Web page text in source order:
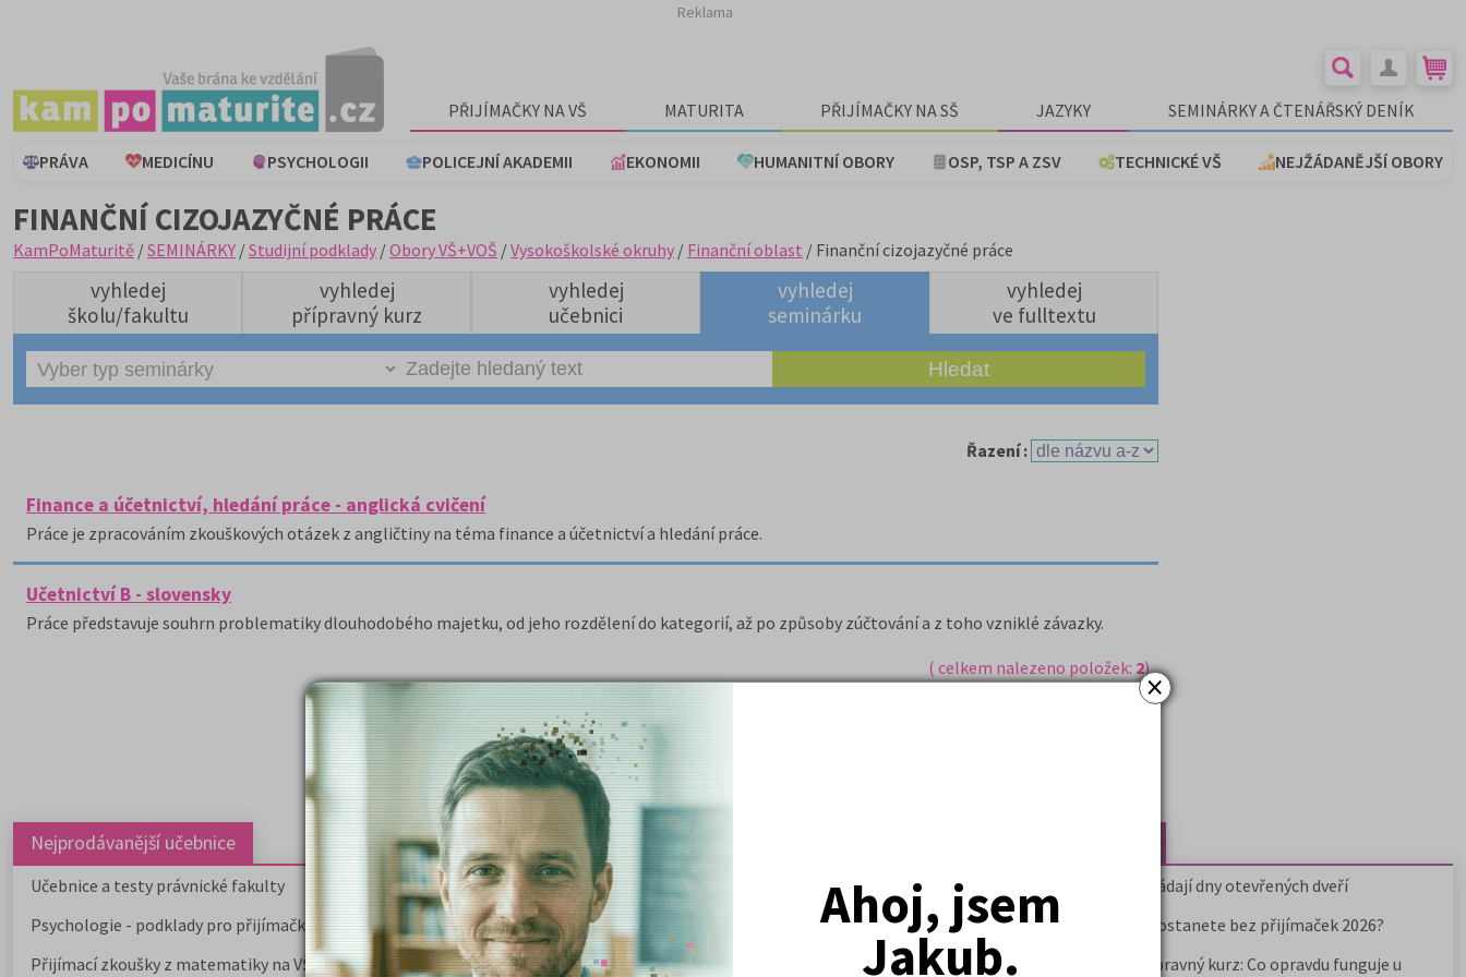
×
Ahoj, jsem
Jakub.
Reklama
PŘIJÍMAČKY NA VŠ MATURITA PŘIJÍMAČKY NA SŠ JAZYKY SEMINÁRKY A ČTENÁŘSKÝ DENÍK
PRÁVA MEDICÍNU PSYCHOLOGII POLICEJNÍ AKADEMII EKONOMII HUMANITNÍ OBORY OSP, TSP A ZSV TECHNICKÉ VŠ NEJŽÁDANĚJŠÍ OBORY
FINANČNÍ CIZOJAZYČNÉ PRÁCE
KamPoMaturitě /SEMINÁRKY /Studijní podklady /Obory VŠ+VOŠ /Vysokoškolské okruhy / Finanční oblast / Finanční cizojazyčné práce
vyhledej
školu/fakultu
vyhledej
přípravný kurz
vyhledej
učebnici
vyhledej
seminárku
vyhledej
ve fulltextu
Řazení :
Finance a účetnictví, hledání práce - anglická cvičení
Práce je zpracováním zkouškových otázek z angličtiny na téma finance a účetnictví a hledání práce.
Učetnictví B - slovensky
Práce představuje souhrn problematiky dlouhodobého majetku, od jeho rozdělení do kategorií, až po způsoby zúčtování a z toho vzniklé závazky.
( celkem nalezeno položek: 2)
Nejprodávanější učebnice
Učebnice a testy právnické fakulty
Psychologie - podklady pro přijímačky
Přijímací zkoušky z matematiky na VŠE Praha
Nejžádanější kurzy
Právnické fakulty
Psychologie
Lékařské fakulty, farmacie
Kdy vysoké školy pořádají dny otevřených dveří
Na které fakulty se dostanete bez přijímaček 2026?
Samostudium vs. přípravný kurz: Co opravdu funguje u